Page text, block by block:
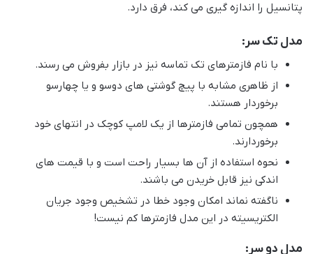
پتانسیل را اندازه گیری می کند، فرق دارد.
مدل تک سر:
با نام فازمترهای تک تماسه نیز در بازار بفروش می رسند.
از ظاهری مشابه با پیچ گوشتی های دوسو و یا چهارسو
برخوردار هستند.
همچون تمامی فازمترها از یک لامپ کوچک در انتهای خود
برخوردارند.
نحوه استفاده از آن ها بسیار راحت است و با قیمت های
اندکی نیز قابل خریدن می باشند.
ناگفته نماند امکان وجود خطا در تشخیص وجود جریان
الکتریسیته در این مدل فازمترها کم نیست!
مدل دو سر: